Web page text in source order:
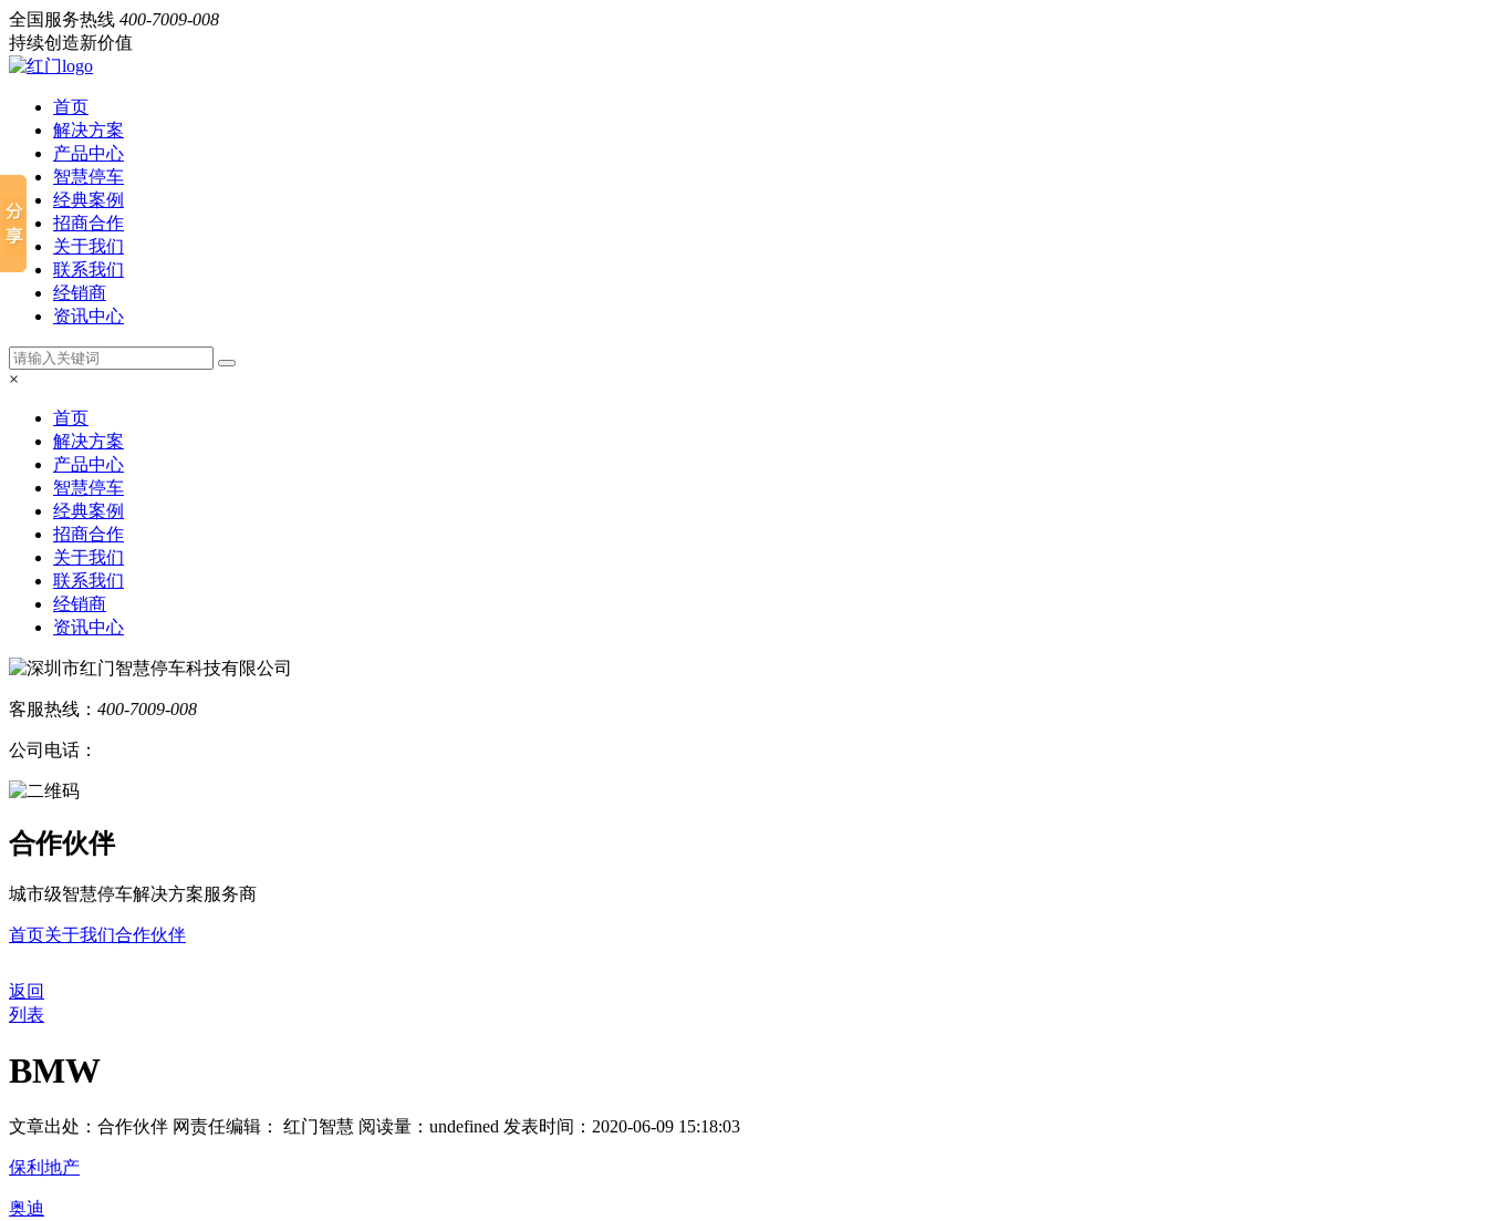
全国服务热线 400-7009-008
持续创造新价值
首页
解决方案
产品中心
智慧停车
经典案例
招商合作
关于我们
联系我们
经销商
资讯中心
×
首页
解决方案
产品中心
智慧停车
经典案例
招商合作
关于我们
联系我们
经销商
资讯中心
客服热线： 400-7009-008
公司电话：
合作伙伴
城市级智慧停车解决方案服务商
首页关于我们合作伙伴
返回
列表
BMW
文章出处：合作伙伴 网责任编辑： 红门智慧 阅读量： undefined 发表时间：2020-06-09 15:18:03
保利地产
奥迪